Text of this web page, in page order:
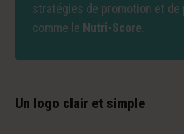
stratégies de promotion et de
comme le Nutri-Score.
Un logo clair et simple